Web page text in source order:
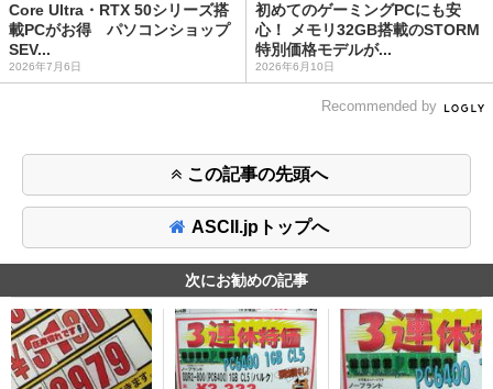
Core Ultra・RTX 50シリーズ搭
載PCがお得 パソコンショップ
SEV...
2026年7月6日
初めてのゲーミングPCにも安
心！ メモリ32GB搭載のSTORM
特別価格モデルが...
2026年6月10日
Recommended by
この記事の先頭へ
ASCII.jpトップへ
次にお勧めの記事